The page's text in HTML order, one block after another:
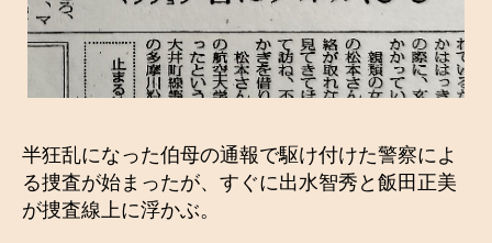
半狂乱になった伯母の通報で駆け付けた警察によ
る捜査が始まったが、すぐに出水智秀と飯田正美
が捜査線上に浮かぶ。